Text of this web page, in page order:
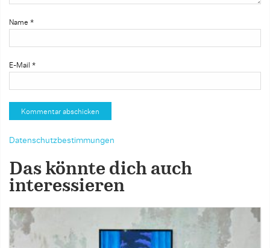
Name *
E-Mail *
Datenschutzbestimmungen
Das könnte dich auch
interessieren